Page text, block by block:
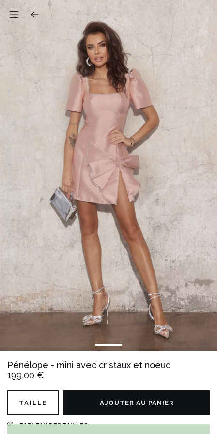
Pénélope - mini avec cristaux et noeud
199,00 €
TABLEAU DES TAILLES
TAILLE AJOUTER AU PANIER